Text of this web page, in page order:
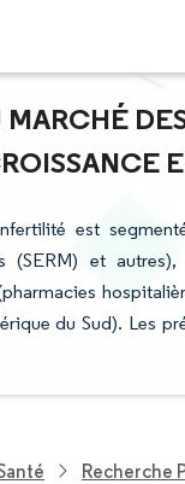
MARCHÉ
est
(SERM) et
du Sud). Les
Recherche